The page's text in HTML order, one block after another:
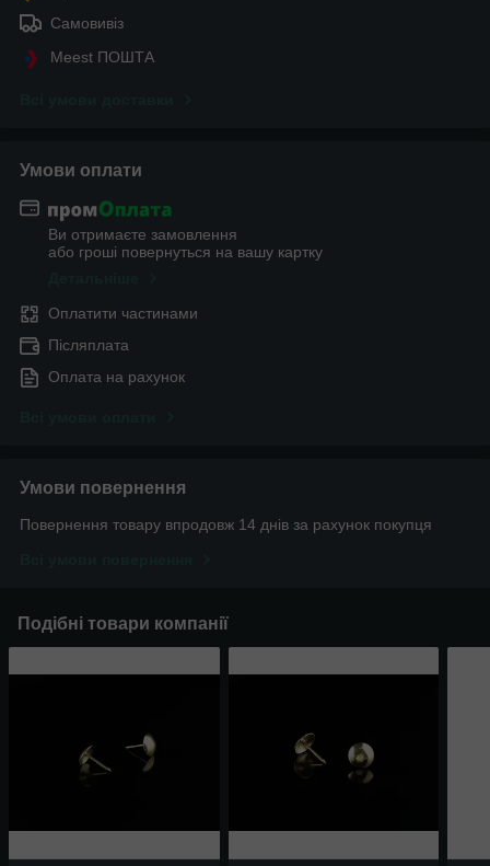
Самовивіз
Meest ПОШТА
Умови оплати
Ви отримаєте замовлення
або гроші повернуться на вашу картку
Оплатити частинами
Післяплата
Оплата на рахунок
Умови повернення
Повернення товару впродовж 14 днів за рахунок покупця
Подібні товари компанії